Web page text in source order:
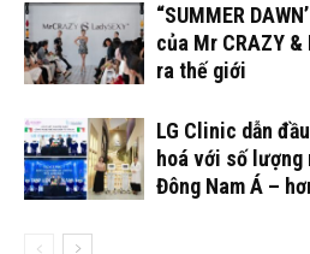
“SUMMER
của Mr CRAZY
ra thế giới
LG Clinic dẫn
hoá với số lượng
Đông Nam Á –